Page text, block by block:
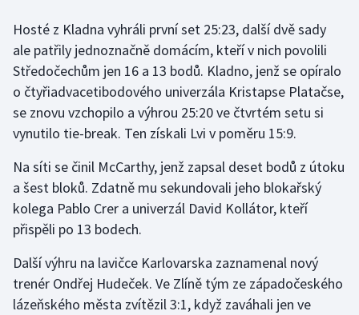
Florbal
Futsal
Golf
Gymnastika
Házená
Jezdectví
Judo
Krasobruslení
Hosté z Kladna vyhráli první set 25:23, další dvě sady
ale patřily jednoznačně domácím, kteří v nich povolili
Středočechům jen 16 a 13 bodů. Kladno, jenž se opíralo
o čtyřiadvacetibodového univerzála Kristapse Platačse,
se znovu vzchopilo a výhrou 25:20 ve čtvrtém setu si
vynutilo tie-break. Ten získali Lvi v poměru 15:9.
Na síti se činil McCarthy, jenž zapsal deset bodů z útoku
a šest bloků. Zdatně mu sekundovali jeho blokařský
kolega Pablo Crer a univerzál David Kollátor, kteří
přispěli po 13 bodech.
Další výhru na lavičce Karlovarska zaznamenal nový
trenér Ondřej Hudeček. Ve Zlíně tým ze západočeského
lázeňského města zvítězil 3:1, když zaváhali jen ve